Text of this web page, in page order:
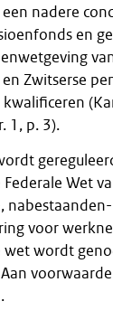
nadere
en
Zwitserse
1, p. 3).
Wet
voor
wet wordt